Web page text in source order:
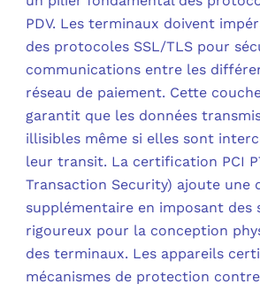
PDV. Les terminaux doivent
des protocoles SSL/TLS pour
communications entre les
réseau de paiement. Cette
garantit que les données
illisibles même si elles sont
leur transit. La certification PCI
Transaction Security) ajoute une
supplémentaire en imposant des
rigoureux pour la conception
des terminaux. Les appareils
mécanismes de protection